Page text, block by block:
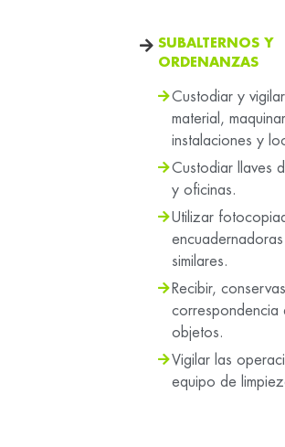
SUBALTERNOS Y
ORDENANZAS
Custodiar y
material,
instalaciones y
Custodiar llaves
y oficinas.
Utilizar
similares.
Recibir,
correspondencia
objetos.
Vigilar las
equipo de